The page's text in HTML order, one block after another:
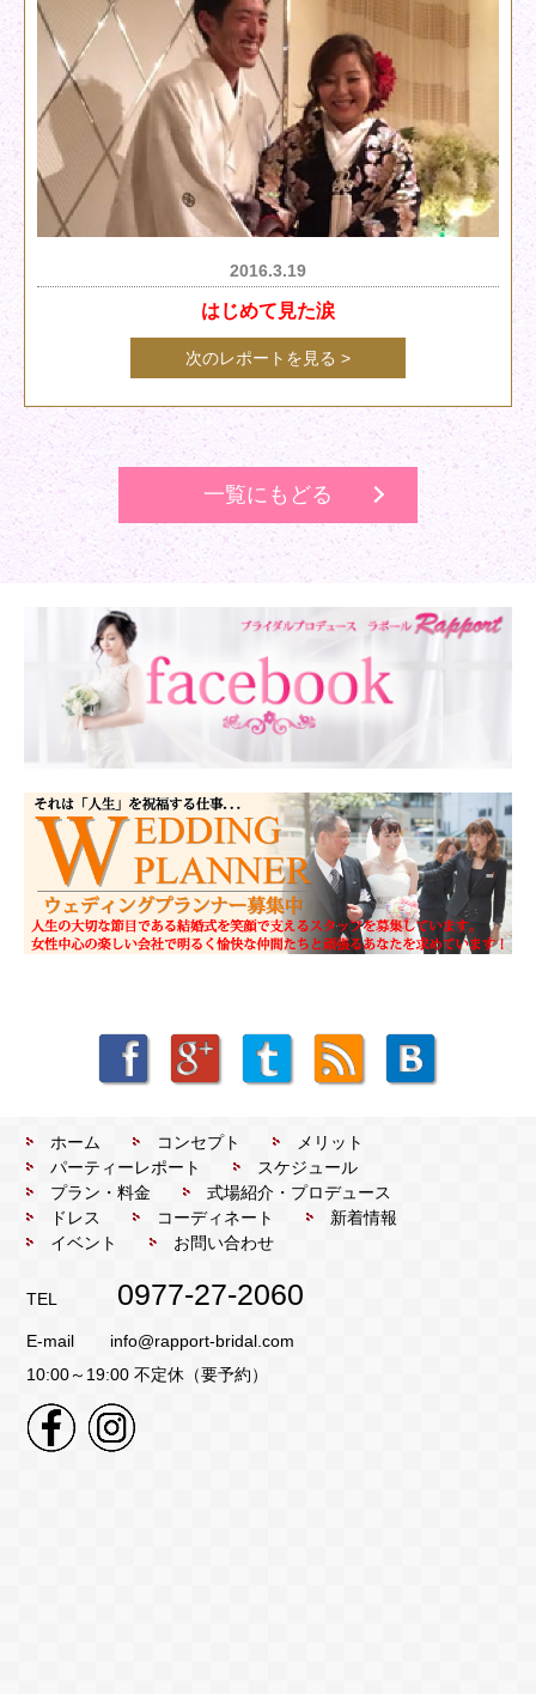
2016.3.19
はじめて見た涙
次のレポートを見る >
一覧にもどる
ホーム コンセプト
メリット
パーティーレポート
スケジュール
プラン・料金
式場紹介・プロデュース
ドレス
コーディネート
新着情報
イベント
お問い合わせ
TEL 0977-27-2060
E-mail
info@rapport-bridal.com
10:00～19:00 不定休（要予約）